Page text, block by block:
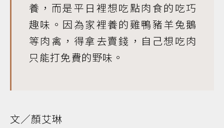
養，而是平日裡想吃點肉食的吃巧
趣味。因為家裡養的雞鴨豬羊兔鵝
等肉禽，得拿去賣錢，自己想吃肉
只能打免費的野味。
文／顏艾琳